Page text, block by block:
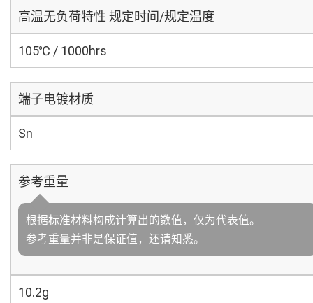
高温无负荷特性 规定时间/规定温度
105℃ / 1000hrs
端子电镀材质
Sn
参考重量
根据标准材料构成计算出的数值，仅为代表值。
参考重量并非是保证值，还请知悉。
10.2g